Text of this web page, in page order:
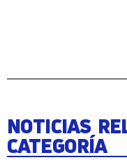
NOTICIAS
CATEGORÍA